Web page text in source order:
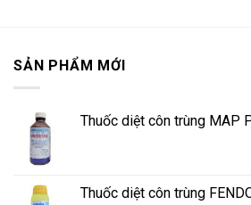
SẢN PHẨM MỚI
Thuốc diệt côn trùng MAP
Thuốc diệt côn trùng